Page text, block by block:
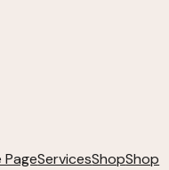
PageServicesShopShop